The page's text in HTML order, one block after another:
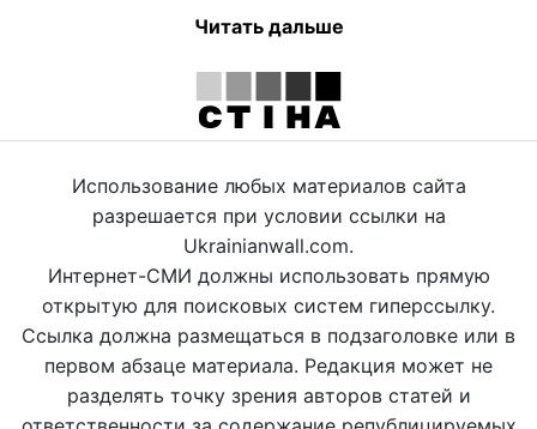
Читать дальше
Использование любых материалов сайта
разрешается при условии ссылки на
Ukrainianwall.com.
Интернет-СМИ должны использовать прямую
открытую для поисковых систем гиперссылку.
Ссылка должна размещаться в подзаголовке или в
первом абзаце материала. Редакция может не
разделять точку зрения авторов статей и